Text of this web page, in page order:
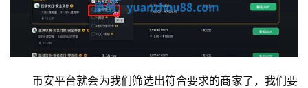
币安平台就会为我们筛选出符合要求的商家了，我们要